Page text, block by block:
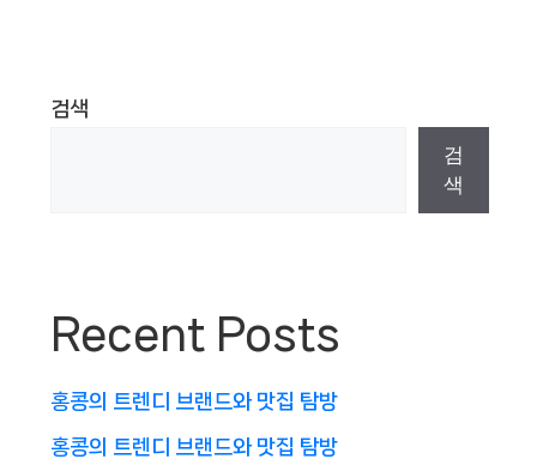
검색
검
색
Recent Posts
홍콩의 트렌디 브랜드와 맛집 탐방
홍콩의 트렌디 브랜드와 맛집 탐방